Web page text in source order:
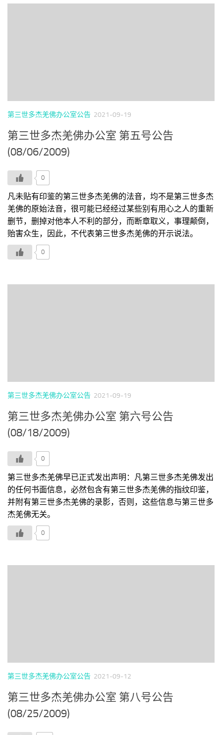
第三世多杰羌佛办公室公告 2021-09-19
第三世多杰羌佛办公室 第五号公告
(08/06/2009)
0
凡未贴有印鉴的第三世多杰羌佛的法音，均不是第三世多杰
羌佛的原始法音，很可能已经经过某些别有用心之人的重新
删节，删掉对他本人不利的部分，而断章取义，事理颠倒，
贻害众生，因此，不代表第三世多杰羌佛的开示说法。
0
第三世多杰羌佛办公室公告 2021-09-19
第三世多杰羌佛办公室 第六号公告
(08/18/2009)
0
第三世多杰羌佛早已正式发出声明：凡第三世多杰羌佛发出
的任何书面信息，必然包含有第三世多杰羌佛的指纹印鉴，
并附有第三世多杰羌佛的录影，否则，这些信息与第三世多
杰羌佛无关。
0
第三世多杰羌佛办公室公告 2021-09-12
第三世多杰羌佛办公室 第八号公告
(08/25/2009)